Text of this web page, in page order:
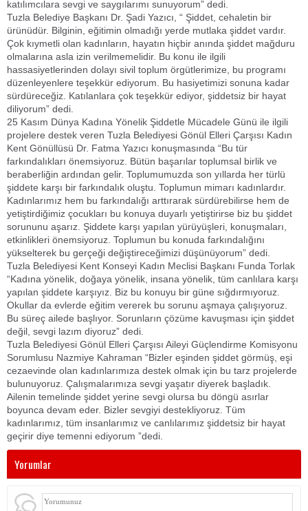
katılımcılara sevgi ve saygılarımı sunuyorum” dedi.
Tuzla Belediye Başkanı Dr. Şadi Yazıcı, “ Şiddet, cehaletin bir
ürünüdür. Bilginin, eğitimin olmadığı yerde mutlaka şiddet vardır.
Çok kıymetli olan kadınların, hayatın hiçbir anında şiddet mağduru
olmalarına asla izin verilmemelidir. Bu konu ile ilgili
hassasiyetlerinden dolayı sivil toplum örgütlerimize, bu programı
düzenleyenlere teşekkür ediyorum. Bu hasiyetimizi sonuna kadar
sürdüreceğiz. Katılanlara çok teşekkür ediyor, şiddetsiz bir hayat
diliyorum” dedi.
25 Kasım Dünya Kadına Yönelik Şiddetle Mücadele Günü ile ilgili
projelere destek veren Tuzla Belediyesi Gönül Elleri Çarşısı Kadın
Kent Gönüllüsü Dr. Fatma Yazıcı konuşmasında “Bu tür
farkındalıkları önemsiyoruz. Bütün başarılar toplumsal birlik ve
beraberliğin ardından gelir. Toplumumuzda son yıllarda her türlü
şiddete karşı bir farkındalık oluştu. Toplumun mimarı kadınlardır.
Kadınlarımız hem bu farkındalığı arttırarak sürdürebilirse hem de
yetiştirdiğimiz çocukları bu konuya duyarlı yetiştirirse biz bu şiddet
sorununu aşarız. Şiddete karşı yapılan yürüyüşleri, konuşmaları,
etkinlikleri önemsiyoruz. Toplumun bu konuda farkındalığını
yükselterek bu gerçeği değiştireceğimizi düşünüyorum” dedi.
Tuzla Belediyesi Kent Konseyi Kadın Meclisi Başkanı Funda Torlak
“Kadına yönelik, doğaya yönelik, insana yönelik, tüm canlılara karşı
yapılan şiddete karşıyız. Biz bu konuyu bir güne sığdırmıyoruz.
Okullar da evlerde eğitim vererek bu sorunu aşmaya çalışıyoruz.
Bu süreç ailede başlıyor. Sorunların çözüme kavuşması için şiddet
değil, sevgi lazım diyoruz” dedi.
Tuzla Belediyesi Gönül Elleri Çarşısı Aileyi Güçlendirme Komisyonu
Sorumlusu Nazmiye Kahraman “Bizler eşinden şiddet görmüş, eşi
cezaevinde olan kadınlarımıza destek olmak için bu tarz projelerde
bulunuyoruz. Çalışmalarımıza sevgi yaşatır diyerek başladık.
Ailenin temelinde şiddet yerine sevgi olursa bu döngü asırlar
boyunca devam eder. Bizler sevgiyi destekliyoruz. Tüm
kadınlarımız, tüm insanlarımız ve canlılarımız şiddetsiz bir hayat
geçirir diye temenni ediyorum ”dedi.
Yorumlar